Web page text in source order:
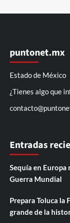
puntonet.mx
Estado de México
¿Tienes algo que
Entradas
Sequía en
Guerra Mundial
Prepara Toluca la
grande de la